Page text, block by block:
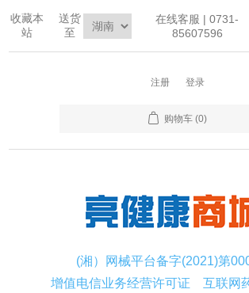
收藏本
站
送货
至
在线客服 | 0731-
85607596
注册 登录
购物车 (0)
(湘）网械平台备字(2021)第
增值电信业务经营许可证
互联网